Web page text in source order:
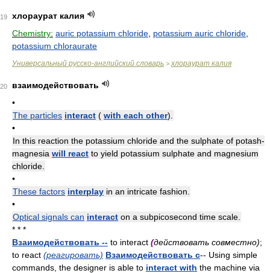
19
хлораурат калия
Chemistry: auric potassium chloride potassium auric chloride
potassium chloraurate
Универсальный русско-английский словарь > хлораурат калия
20
взаимодействовать
•
The particles interact ( with each other).
•
In this reaction the potassium chloride and the sulphate of potash-
magnesia will react to yield potassium sulphate and magnesium
chloride.
•
These factors interplay in an intricate fashion.
•
Optical signals can interact on a subpicosecond time scale.
* * *
Взаимодействовать -- to interact (действовать совместно);
to react (реагировать) Взаимодействовать с-- Using simple
commands, the designer is able to interact with the machine via